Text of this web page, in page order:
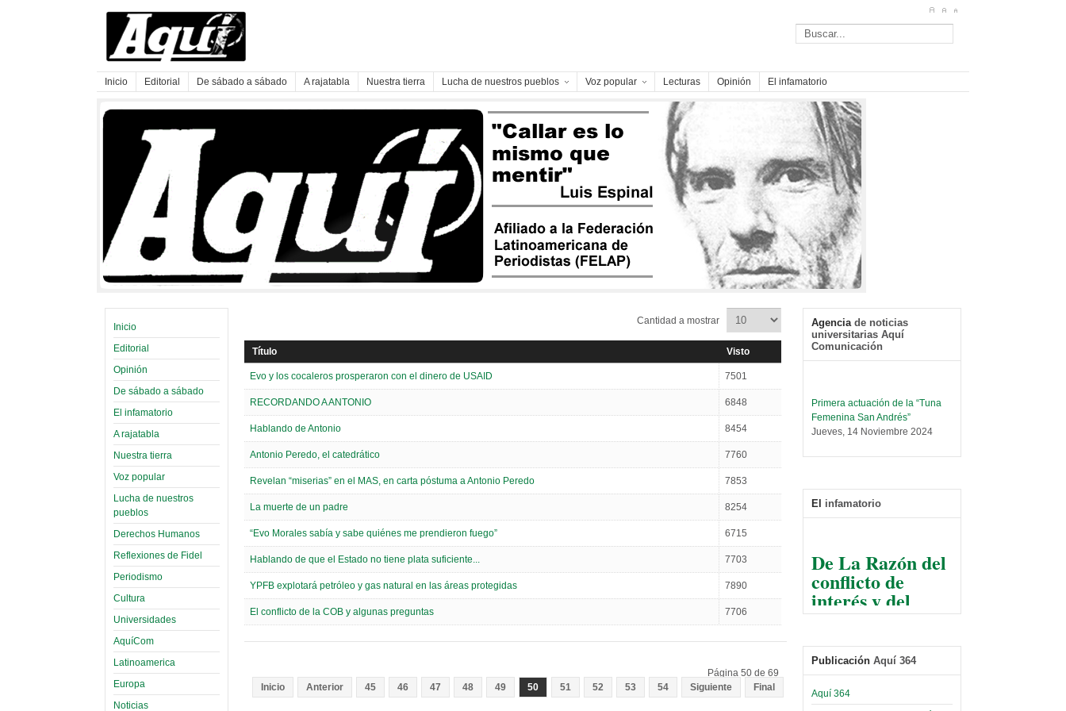
Inicio Editorial De sábado a sábado A rajatabla Nuestra tierra Lucha de nuestros pueblos Voz popular Lecturas Opinión El infamatorio
Inicio
Editorial
Opinión
De sábado a sábado
El infamatorio
A rajatabla
Nuestra tierra
Voz popular
Lucha de nuestros
pueblos
Derechos Humanos
Reflexiones de Fidel
Periodismo
Cultura
Universidades
AquíCom
Latinoamerica
Europa
Noticias
Cantidad a mostrar
Título Visto
Evo y los cocaleros prosperaron con el dinero de USAID 7501
RECORDANDO A ANTONIO 6848
Hablando de Antonio 8454
Antonio Peredo, el catedrático 7760
Revelan “miserias” en el MAS, en carta póstuma a Antonio Peredo 7853
La muerte de un padre 8254
“Evo Morales sabía y sabe quiénes me prendieron fuego” 6715
Hablando de que el Estado no tiene plata suficiente... 7703
YPFB explotará petróleo y gas natural en las áreas protegidas 7890
El conflicto de la COB y algunas preguntas 7706
Página 50 de 69
Inicio
Anterior 45 46 47 48 49 50 51 52 53 54 Siguiente Final
Agencia de noticias
universitarias Aquí
Comunicación
Primera actuación de la “Tuna
Femenina San Andrés”
Jueves, 14 Noviembre 2024
Leer Más...
tráfico de personas
taller de software estadístico en
la UMSA
Sábado, 14 Septiembre 2024
certificados por apoyo al
Séptimo Encuentro de
Sábado, 14 Octubre 2023
El infamatorio
De La Razón del
conflicto de
interés y del
razonable arte
y esconder la
mano
El Infamatorio
Jueves, 10 Diciembre 2020
Publicación Aquí 364
Aquí 364